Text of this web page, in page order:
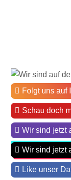
Folgt uns auf
Schau doch
Wir sind jetzt
Wir sind jetzt
Like unser